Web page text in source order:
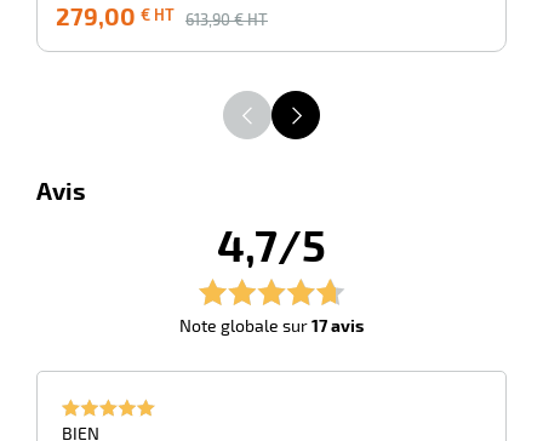
279,00 € HT 613,90 € HT
Avis
4,7/5
Note globale sur17 avis
BIEN